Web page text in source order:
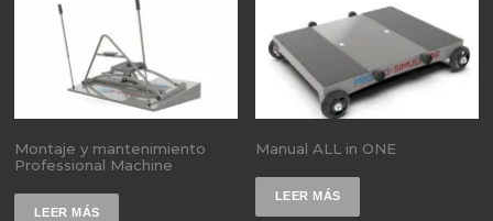
Montaje y mantenimiento
Professional Machine
LEER MÁS
Manual ALL in ONE
LEER MÁS